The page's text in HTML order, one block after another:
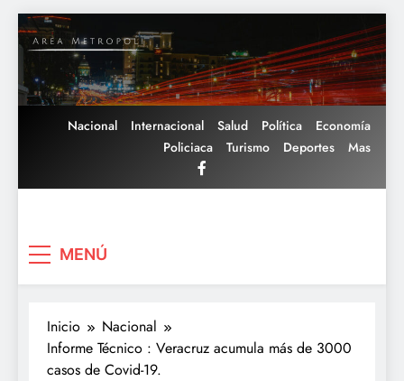
Saltar
al
contenido
Nacional Internacional Salud Política
Economía
Policiaca
Turismo Deportes Mas
MENÚ
Inicio
Nacional
Informe Técnico : Veracruz acumula más de 3000
casos de Covid-19.